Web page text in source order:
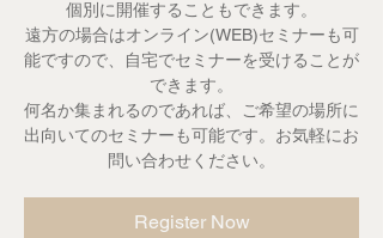
個別に開催することもできます。
遠方の場合はオンライン(WEB)セミナーも可
能ですので、自宅でセミナーを受けることが
できます。
何名か集まれるのであれば、ご希望の場所に
出向いてのセミナーも可能です。お気軽にお
問い合わせください。
Register Now